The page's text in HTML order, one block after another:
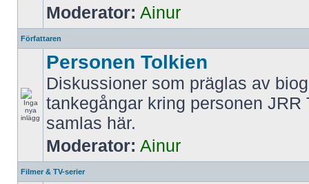
Moderator: Ainur
Författaren
Personen Tolkien
Diskussioner som präglas av
tankegångar kring personen JRR
samlas här.
Moderator: Ainur
Filmer & TV-serier